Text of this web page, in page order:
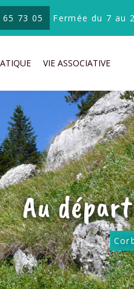
73 05 Fermée du 7 au
VIE ASSOCIATIVE
Au